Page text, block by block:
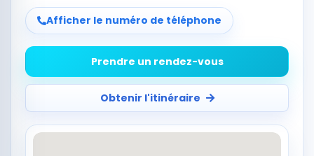
Afficher le numéro de téléphone
Prendre un rendez-vous
Obtenir l'itinéraire